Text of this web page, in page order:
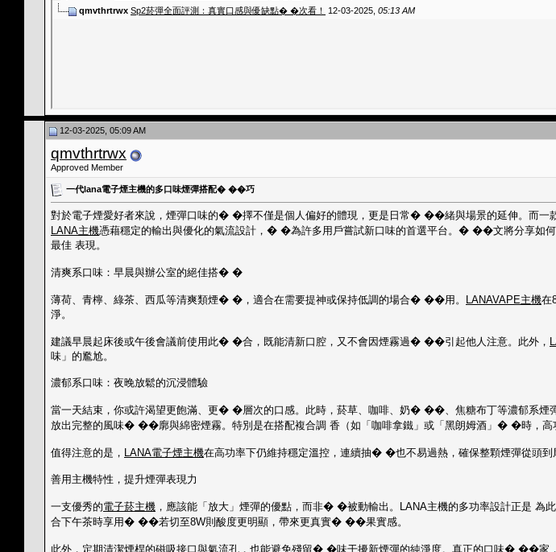
qmvthrtrwx Sp2菸彈全面評測：真實口感與優缺點� �次看！ 12-03-2025, 05:13 AM
12-03-2025, 05:09 AM
qmvthrtrwx
Approved Member
一代lana電子煙主機的多口味煙彈搭配� ��巧
對於電子煙愛好者來說，煙彈口味的� �擇不僅是個人偏好的體現，更是日常� ��緒與場景的延伸。而
LANA主機憑藉穩定的輸出與優化的氣流設計，� �為許多用戶嘗試新口味的首選平台。� ��文將分享如
最佳 表現。
清爽系口味：早晨與辦公室的絕佳搭� �
薄荷、青檸、綠茶、西瓜等清爽類煙� �，適合在需要提神或保持低調的場合� ��用。 LANAVAPE主機在
淨。
建議早晨起床後或午後會議前使用此� �合，既能清新口腔，又不會因煙霧過� ��引起他人注意。此外，
味」的尷尬。
濃郁系口味：夜晚放鬆的沉浸體驗
當一天結束，你或許渴望更飽滿、更� �層次的口感。此時，菸草、咖啡、奶� ��、焦糖布丁等濃郁系煙
放出完整的風味� ��廓與綿密煙霧。特別是在搭配複合調 香（如「咖啡拿鐵」或「黑朗姆酒」� �時，
值得注意的是， LANA電子煙主機在高功率下仍維持穩定溫控，連續抽� �也不易過熱，確保整顆煙彈從頭
善用主機特性，提升煙彈表現力
一支優秀的電子菸主機 ，應該能「放大」煙彈的優點，而非� �被動輸出。LANA主機的多功率設計正是
合下午茶時享用� ��若切至8W則酸度更明顯，帶來更真實� ��果實感。
此外，定期清潔煙桿的磁吸接口與氣流孔，也能避免殘留� �味干擾新煙彈的純淨度。真正的口味� ��家，